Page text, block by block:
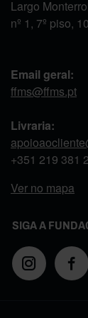
Largo
nº 1, 7º piso,
Email geral:
ffms@ffms.pt
Livraria:
+351 219 381
Ver no mapa
SIGA A